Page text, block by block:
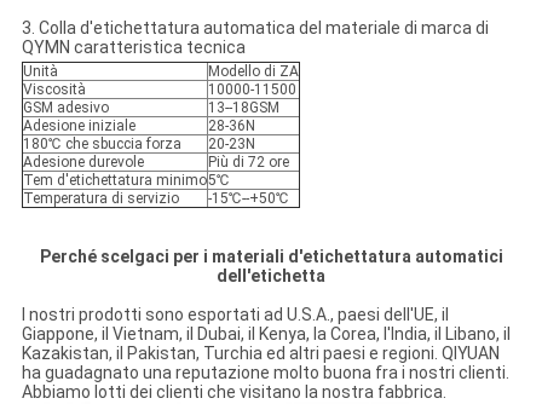
3. Colla d'etichettatura automatica del materiale di marca di
QYMN caratteristica tecnica
Unità
Modello di ZA
Viscosità
10000-11500
GSM adesivo
13--18GSM
Adesione iniziale
28-36N
180℃ che sbuccia forza
20-23N
Adesione durevole
Più di 72 ore
Tem d'etichettatura minimo5℃
Temperatura di servizio
-15℃--+50℃
Perché scelgaci per i materiali d'etichettatura automatici
dell'etichetta
I nostri prodotti sono esportati ad U.S.A., paesi dell'UE, il
Giappone, il Vietnam, il Dubai, il Kenya, la Corea, l'India, il Libano, il
Kazakistan, il Pakistan, Turchia ed altri paesi e regioni. QIYUAN
ha guadagnato una reputazione molto buona fra i nostri clienti.
Abbiamo lotti dei clienti che visitano la nostra fabbrica.